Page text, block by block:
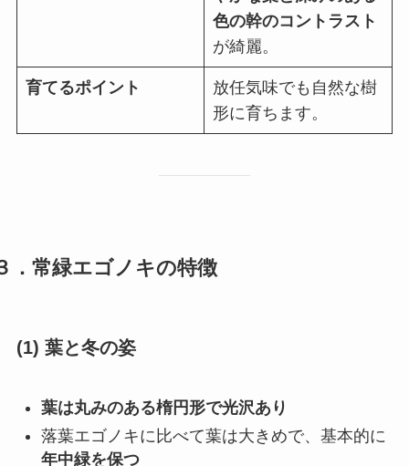
色の幹のコントラスト
が綺麗。
育てるポイント
放任気味でも自然な樹
形に育ちます。
．常緑エゴノキの特徴
(1) 葉と冬の姿
葉は丸みのある楕円形で光沢あり
落葉エゴノキに比べて葉は大きめで、基本的に
年中緑を保つ